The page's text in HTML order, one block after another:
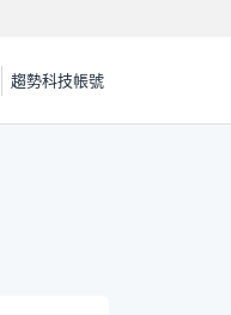
趨勢科技帳號